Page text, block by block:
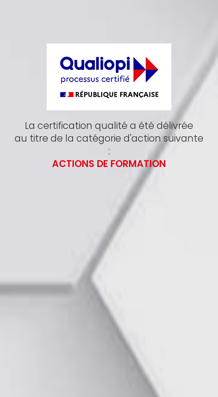
La certification qualité a été délivrée
au titre de la catégorie d'action suivante
:
ACTIONS DE FORMATION